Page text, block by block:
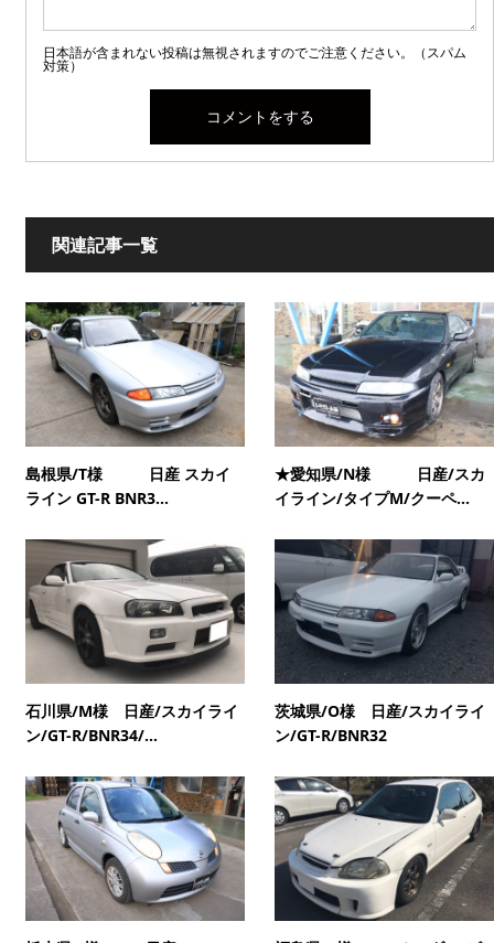
日本語が含まれない投稿は無視されますのでご注意ください。（スパム
対策）
関連記事一覧
島根県/T様 日産 スカイ
ライン GT-R BNR3...
★愛知県/N様 日産/スカ
イライン/タイプM/クーペ...
石川県/M様 日産/スカイライ
ン/GT-R/BNR34/...
茨城県/O様 日産/スカイライ
ン/GT-R/BNR32